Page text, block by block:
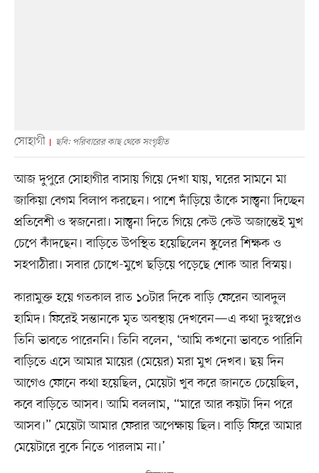
সোহাগী ছবি: পরিবারের কাছ থেকে সংগৃহীত
আজ দুপুরে সোহাগীর বাসায় গিয়ে দেখা যায়, ঘরের সামনে মা
জাকিয়া বেগম বিলাপ করছেন। পাশে দাঁড়িয়ে তাঁকে সান্ত্বনা দিচ্ছেন
প্রতিবেশী ও স্বজনেরা। সান্ত্বনা দিতে গিয়ে কেউ কেউ অজান্তেই মুখ
চেপে কাঁদছেন। বাড়িতে উপস্থিত হয়েছিলেন স্কুলের শিক্ষক ও
সহপাঠীরা। সবার চোখে-মুখে ছড়িয়ে পড়েছে শোক আর বিস্ময়।
কারামুক্ত হয়ে গতকাল রাত ১০টার দিকে বাড়ি ফেরেন আবদুল
হামিদ। ফিরেই সন্তানকে মৃত অবস্থায় দেখবেন—এ কথা দুঃস্বপ্নেও
তিনি ভাবতে পারেননি। তিনি বলেন, ‘আমি কখনো ভাবতে পারিনি
বাড়িতে এসে আমার মায়ের (মেয়ের) মরা মুখ দেখব। ছয় দিন
আগেও ফোনে কথা হয়েছিল, মেয়েটা খুব করে জানতে চেয়েছিল,
কবে বাড়িতে আসব। আমি বললাম, “মারে আর কয়টা দিন পরে
আসব।” মেয়েটা আমার ফেরার অপেক্ষায় ছিল। বাড়ি ফিরে আমার
মেয়েটারে বুকে নিতে পারলাম না।’